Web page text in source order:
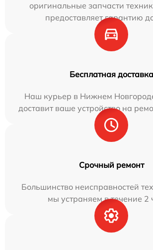
оригинальные запчасти
предоставляет гарантию
Бесплатная доставка
Наш курьер в Нижнем
доставит ваше устройство на
Срочный ремонт
Большинство неисправностей
мы устраняем в течение 2